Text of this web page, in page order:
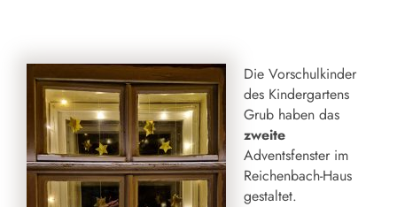
Die Vorschulkinder
des Kindergartens
Grub haben das
zweite
Adventsfenster im
Reichenbach-Haus
gestaltet.